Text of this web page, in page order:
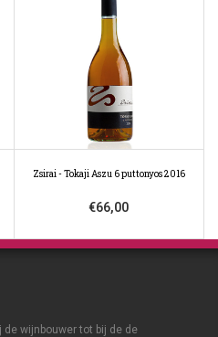
Zsirai - Tokaji Aszu 6 puttonyos 2016
€66,00
de wijnbouwer tot bij de de